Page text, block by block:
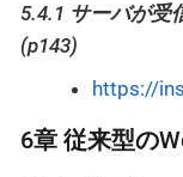
5.4.1 サーバが受
(p143)
https://
6章 従来型の